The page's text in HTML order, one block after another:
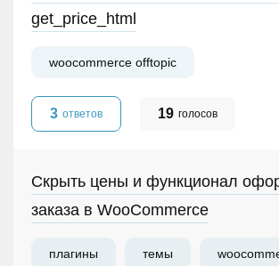
get_price_html
woocommerce offtopic
3 ответов 19 голосов
Скрыть цены и функционал
заказа в WooCommerce
плагины темы